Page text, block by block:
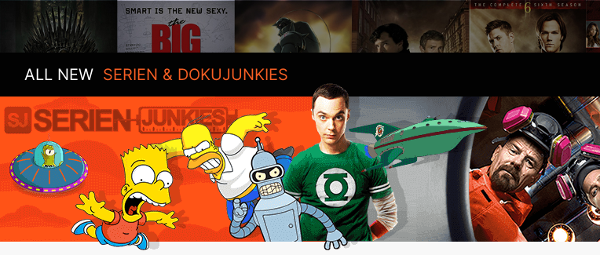
ALL NEW SERIEN & DOKUJUNKIES